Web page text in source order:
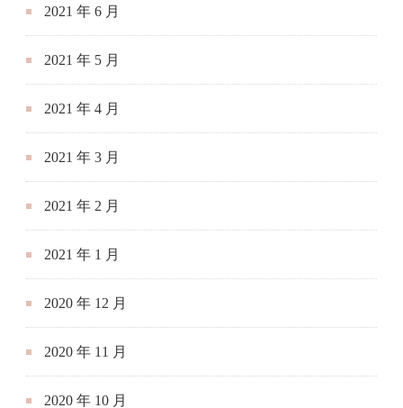
2021 年 6 月
2021 年 5 月
2021 年 4 月
2021 年 3 月
2021 年 2 月
2021 年 1 月
2020 年 12 月
2020 年 11 月
2020 年 10 月